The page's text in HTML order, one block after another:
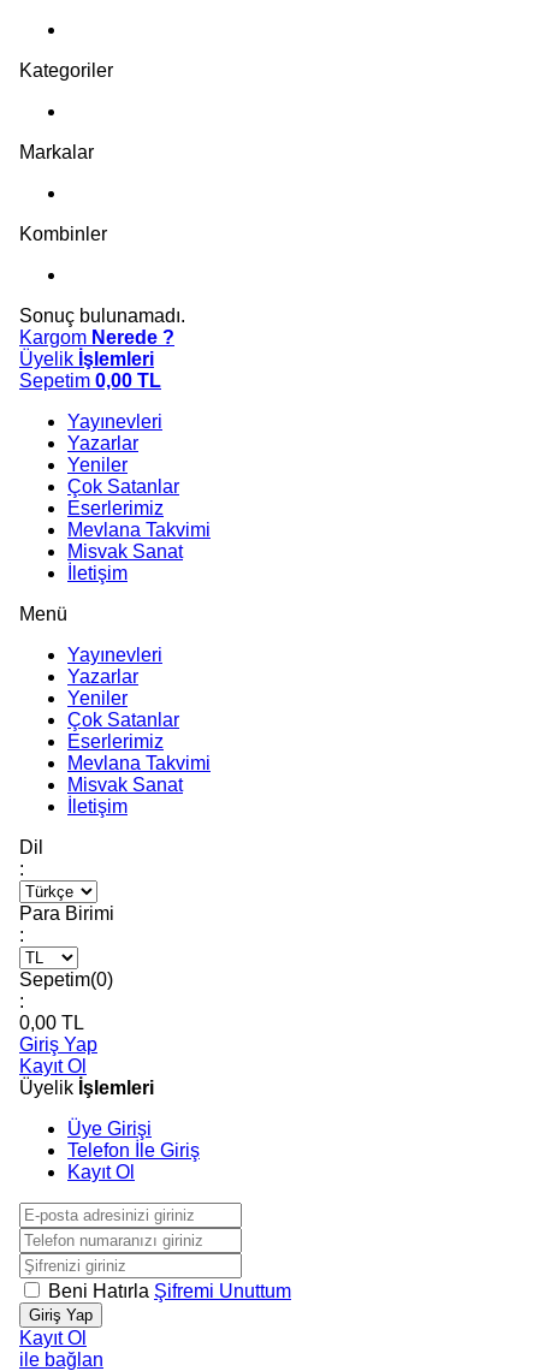
Kategoriler
Markalar
Kombinler
Sonuç bulunamadı.
Kargom Nerede ?
Üyelik İşlemleri
Sepetim 0,00 TL
Yayınevleri
Yazarlar
Yeniler
Çok Satanlar
Eserlerimiz
Mevlana Takvimi
Misvak Sanat
İletişim
Menü
Yayınevleri
Yazarlar
Yeniler
Çok Satanlar
Eserlerimiz
Mevlana Takvimi
Misvak Sanat
İletişim
Dil
:
Para Birimi
:
Sepetim(0)
:
0,00 TL
Giriş Yap
Kayıt Ol
Üyelik İşlemleri
Üye Girişi
Telefon İle Giriş
Kayıt Ol
Beni Hatırla Şifremi Unuttum
Giriş Yap
Kayıt Ol
ile bağlan